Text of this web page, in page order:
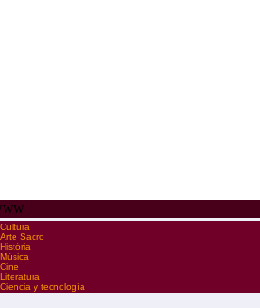
Cultura
Arte Sacro
História
Música
Cine
Literatura
Ciencia y tecnología